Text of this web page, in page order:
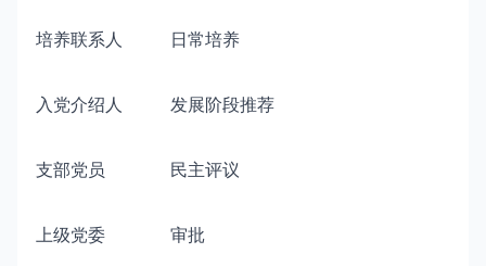
培养联系人 日常培养
入党介绍人 发展阶段推荐
支部党员 民主评议
上级党委 审批